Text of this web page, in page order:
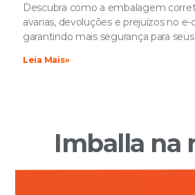
Descubra como a embalagem
avarias, devoluções e prejuízos no
garantindo mais segurança para
Leia Mais»
Imballa na